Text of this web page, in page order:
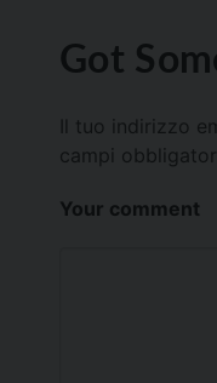
Got
Il tuo indirizzo
campi
Your comment